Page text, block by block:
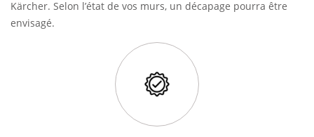
Kärcher. Selon l’état de vos murs, un décapage pourra être
envisagé.